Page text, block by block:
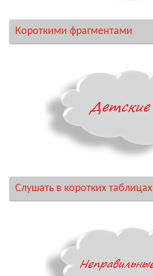
Короткими фрагментами
Слушать в коротких таблицах